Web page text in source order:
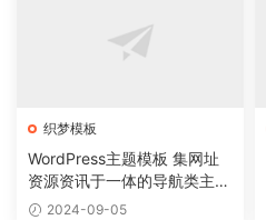
织梦模板
WordPress主题模板 集网址
资源资讯于一体的导航类主题
导航主题垂直行业模板
2024-09-05